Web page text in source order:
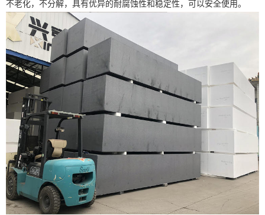
不老化，不分解，具有优异的耐腐蚀性和稳定性，可以安全使用。